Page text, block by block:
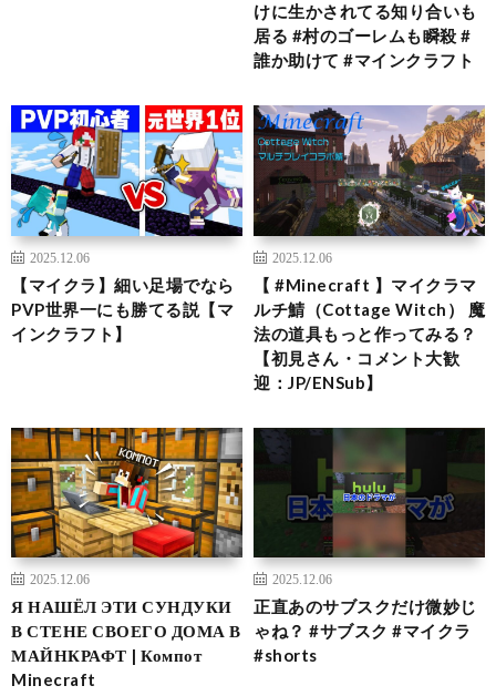
けに生かされてる知り合いも
居る #村のゴーレムも瞬殺 #
誰か助けて #マインクラフト
2025.12.06
【マイクラ】細い足場でなら
PVP世界一にも勝てる説【マ
インクラフト】
2025.12.06
【 #Minecraft 】マイクラマ
ルチ鯖（Cottage Witch） 魔
法の道具もっと作ってみる？
【初見さん・コメント大歓
迎：JP/ENSub】
2025.12.06
Я НАШЁЛ ЭТИ СУНДУКИ
В СТЕНЕ СВОЕГО ДОМА В
МАЙНКРАФТ | Компот
Minecraft
2025.12.06
正直あのサブスクだけ微妙じ
ゃね？ #サブスク #マイクラ
#shorts